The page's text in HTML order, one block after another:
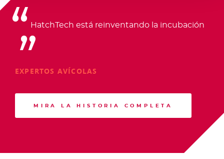
HatchTech está reinventando la incubación
EXPERTOS AVÍCOLAS
MIRA LA HISTORIA COMPLETA